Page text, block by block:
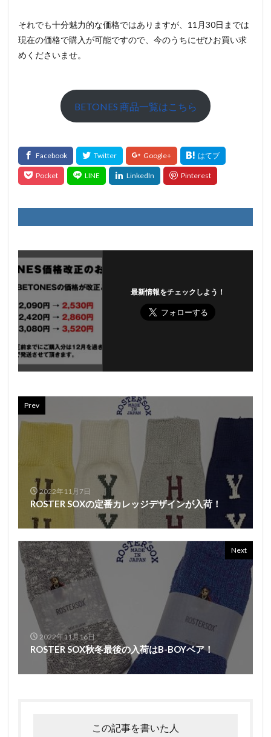
それでも十分魅力的な価格ではありますが、11月30日までは
現在の価格で購入が可能ですので、今のうちにぜひお買い求
めくださいませ。
BETONES 商品一覧はこちら
最新情報をチェックしよう！
Prev
2022年11月7日
ROSTER SOXの定番カレッジデザインが入荷！
Next
2022年11月16日
ROSTER SOX秋冬最後の入荷はB-BOYベア！
この記事を書いた人